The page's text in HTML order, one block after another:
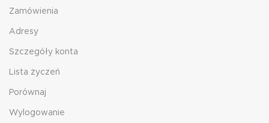
Zamówienia
Adresy
Szczegóły konta
Lista życzeń
Porównaj
Wylogowanie